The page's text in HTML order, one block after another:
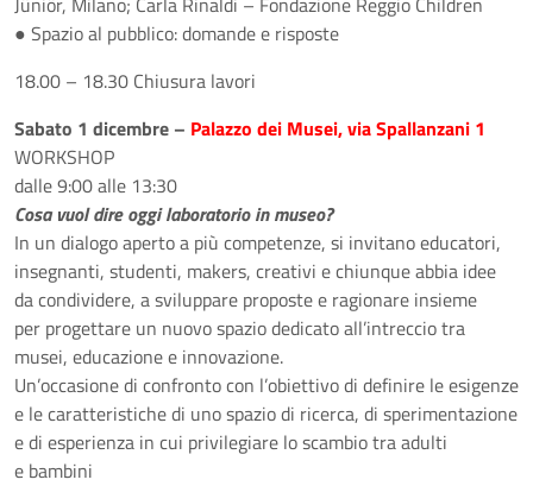
● Spazio al pubblico: domande e risposte
18.00 – 18.30 Chiusura lavori
Sabato 1 dicembre – Palazzo dei Musei, via Spallanzani 1
WORKSHOP
dalle 9:00 alle 13:30
Cosa vuol dire oggi laboratorio in museo?
In un dialogo aperto a più competenze, si invitano educatori,
insegnanti, studenti, makers, creativi e chiunque abbia idee
da condividere, a sviluppare proposte e ragionare insieme
per progettare un nuovo spazio dedicato all’intreccio tra
musei, educazione e innovazione.
Un’occasione di confronto con l’obiettivo di definire le esigenze
e le caratteristiche di uno spazio di ricerca, di sperimentazione
e di esperienza in cui privilegiare lo scambio tra adulti
e bambini